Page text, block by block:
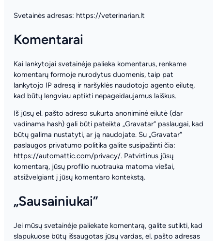
Svetainės adresas: https://veterinarian.lt
Komentarai
Kai lankytojai svetainėje palieka komentarus, renkame
komentarų formoje nurodytus duomenis, taip pat
lankytojo IP adresą ir naršyklės naudotojo agento eilutę,
kad būtų lengviau aptikti nepageidaujamus laiškus.
Iš jūsų el. pašto adreso sukurta anoniminė eilutė (dar
vadinama hash) gali būti pateikta „Gravatar“ paslaugai, kad
būtų galima nustatyti, ar ją naudojate. Su „Gravatar“
paslaugos privatumo politika galite susipažinti čia:
https://automattic.com/privacy/. Patvirtinus jūsų
komentarą, jūsų profilio nuotrauka matoma viešai,
atsižvelgiant į jūsų komentaro kontekstą.
„Sausainiukai”
Jei mūsų svetainėje paliekate komentarą, galite sutikti, kad
slapukuose būtų išsaugotas jūsų vardas, el. pašto adresas